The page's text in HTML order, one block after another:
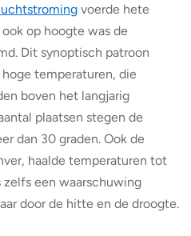
voerde hete
op hoogte was de
Dit synoptisch patroon
temperaturen, die
boven het langjarig
plaatsen stegen de
dan 30 graden. Ook de
haalde temperaturen tot
zelfs een waarschuwing
door de hitte en de droogte.